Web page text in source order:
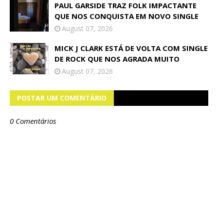
PAUL GARSIDE TRAZ FOLK IMPACTANTE
QUE NOS CONQUISTA EM NOVO SINGLE
August 07, 2026
MICK J CLARK ESTÁ DE VOLTA COM SINGLE
DE ROCK QUE NOS AGRADA MUITO
August 07, 2026
POSTAR UM COMENTÁRIO
0 Comentários